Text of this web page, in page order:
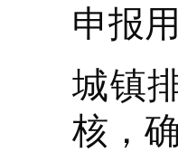
申报
城镇
核，